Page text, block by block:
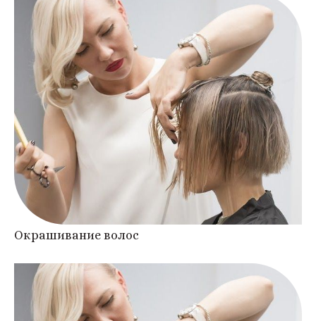
Окрашивание волос